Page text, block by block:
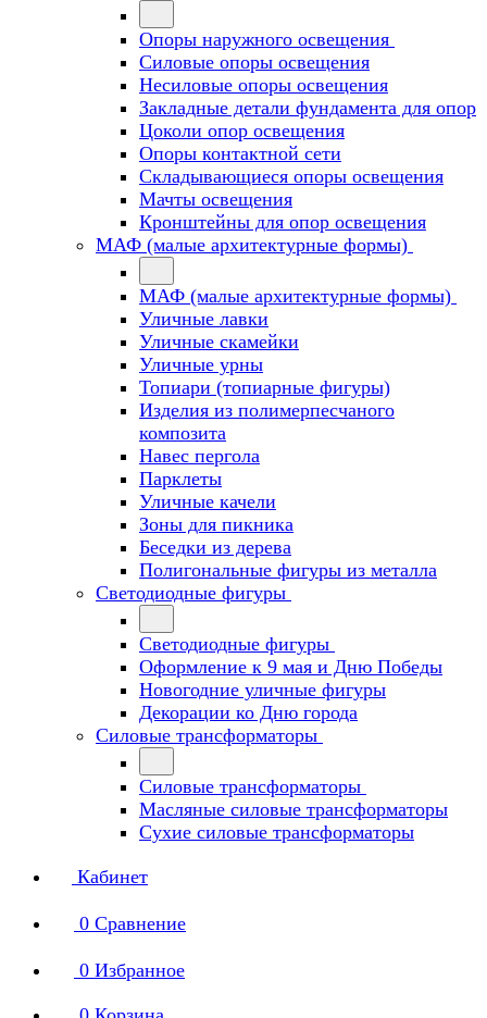
Опоры наружного освещения
Силовые опоры освещения
Несиловые опоры освещения
Закладные детали фундамента для опор
Цоколи опор освещения
Опоры контактной сети
Cкладывающиеся опоры освещения
Мачты освещения
Кронштейны для опор освещения
МАФ (малые архитектурные формы)
МАФ (малые архитектурные формы)
Уличные лавки
Уличные скамейки
Уличные урны
Топиари (топиарные фигуры)
Изделия из полимерпесчаного
композита
Навес пергола
Парклеты
Уличные качели
Зоны для пикника
Беседки из дерева
Полигональные фигуры из металла
Светодиодные фигуры
Светодиодные фигуры
Оформление к 9 мая и Дню Победы
Новогодние уличные фигуры
Декорации ко Дню города
Силовые трансформаторы
Силовые трансформаторы
Масляные силовые трансформаторы
Сухие силовые трансформаторы
Кабинет
0 Сравнение
0 Избранное